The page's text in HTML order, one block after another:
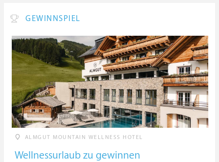
GEWINNSPIEL
ALMGUT MOUNTAIN WELLNESS HOTEL
Wellnessurlaub zu gewinnen